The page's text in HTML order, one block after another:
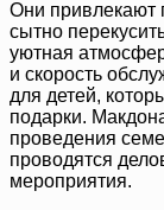
Они привлекают
сытно
уютная
и скорость
для детей,
подарки.
проведения
проводятся
мероприятия.